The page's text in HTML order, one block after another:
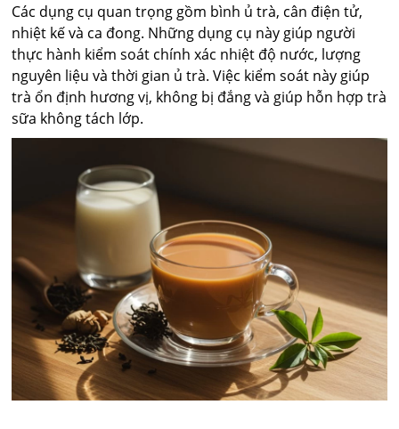
Các dụng cụ quan trọng gồm bình ủ trà, cân điện tử,
nhiệt kế và ca đong. Những dụng cụ này giúp người
thực hành kiểm soát chính xác nhiệt độ nước, lượng
nguyên liệu và thời gian ủ trà. Việc kiểm soát này giúp
trà ổn định hương vị, không bị đắng và giúp hỗn hợp trà
sữa không tách lớp.